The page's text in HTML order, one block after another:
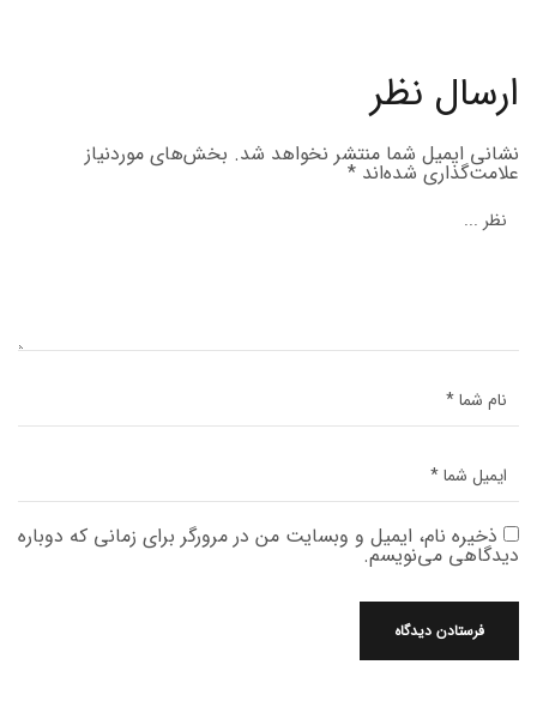
ارسال نظر
نشانی ایمیل شما منتشر نخواهد شد. بخش‌های موردنیاز
علامت‌گذاری شده‌اند *
ذخیره نام، ایمیل و وبسایت من در مرورگر برای زمانی که دوباره
دیدگاهی می‌نویسم.